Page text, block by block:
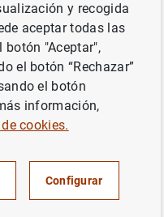
comparece ante la
y recogida
aceptar todas las
botón "Aceptar",
el botón “Rechazar”
el botón
información,
cookies.
Configurar